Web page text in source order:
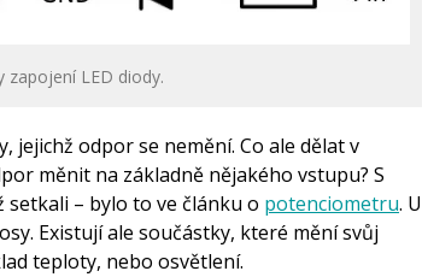
zapojení LED diody.
jejichž odpor se nemění. Co ale dělat v
měnit na základně nějakého vstupu? S
– bylo to ve článku o potenciometru. U
Existují ale součástky, které mění svůj
teploty, nebo osvětlení.